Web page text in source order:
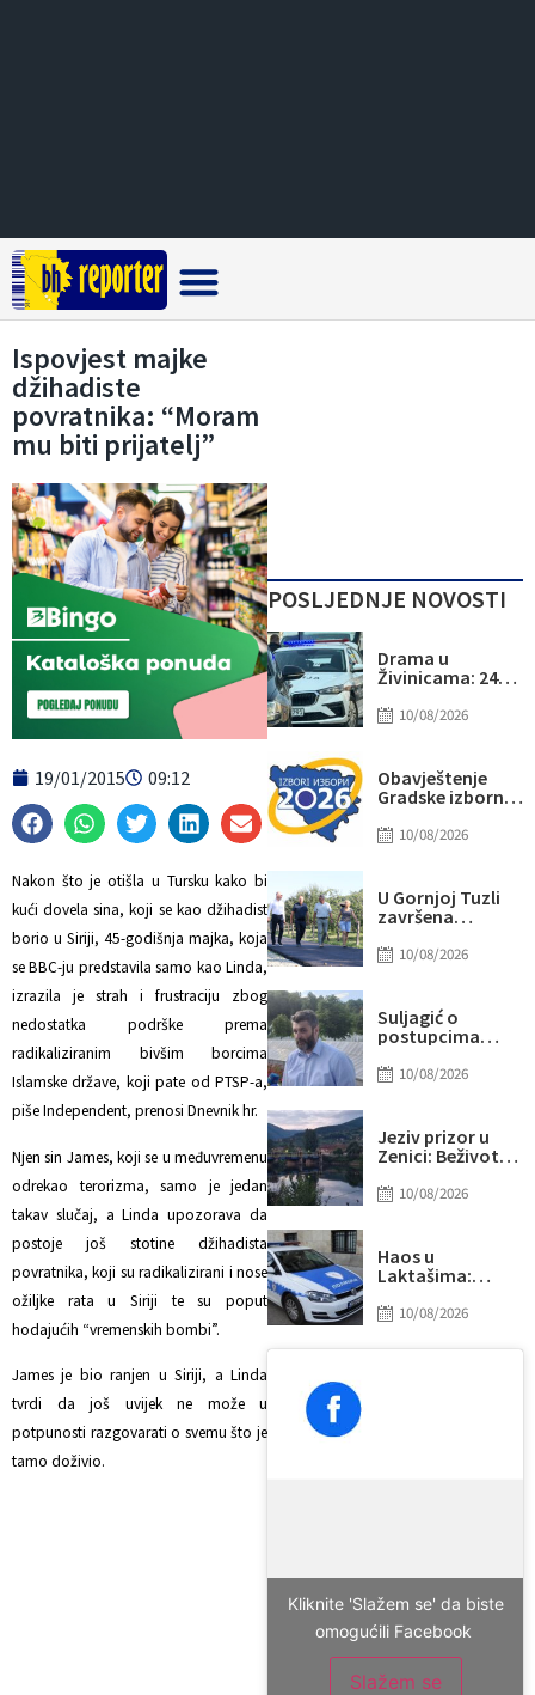
Ispovjest majke
džihadiste
povratnika: “Moram
mu biti prijatelj”
19/01/2015 09:12
Nakon što je otišla u Tursku kako bi
kući dovela sina, koji se kao džihadist
borio u Siriji, 45-godišnja majka, koja
se BBC-ju predstavila samo kao Linda,
izrazila je strah i frustraciju zbog
nedostatka podrške prema
radikaliziranim bivšim borcima
Islamske države, koji pate od PTSP-a,
piše Independent, prenosi Dnevnik hr.
Njen sin James, koji se u međuvremenu
odrekao terorizma, samo je jedan
takav slučaj, a Linda upozorava da
postoje još stotine džihadista
povratnika, koji su radikalizirani i nose
ožiljke rata u Siriji te su poput
hodajućih “vremenskih bombi”.
James je bio ranjen u Siriji, a Linda
tvrdi da još uvijek ne može u
potpunosti razgovarati o svemu što je
tamo doživio.
POSLJEDNJE NOVOSTI
Drama u
Živinicama: 24-
prijavila fizički
priveden
10/08/2026
Obavještenje
Gradske izborne
CIK BiH TRAŽI
OPERATERA NA
BIRAČKIM
MJESTIMA U
TUZLI ZA OPĆE
IZBORE 2026.
10/08/2026
U Gornjoj Tuzli
završena
vrijedna 246.000
10/08/2026
Suljagić o
postupcima
protiv
centra Potočari:
Njihova
“travestija
prava” uvijek je
bila dio arsenala
Bošnjaka
10/08/2026
Jeziv prizor u
Zenici: Beživotno
u rijeci Bosni
10/08/2026
Haos u
Laktašima:
muškaraca
sugrađanina,
10/08/2026
Kliknite 'Slažem se' da biste
omogućili Facebook
Slažem se